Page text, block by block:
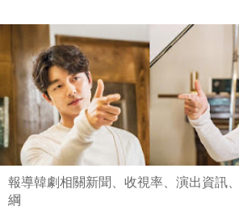
報導韓劇相關新聞、收視率、演出資訊
綱